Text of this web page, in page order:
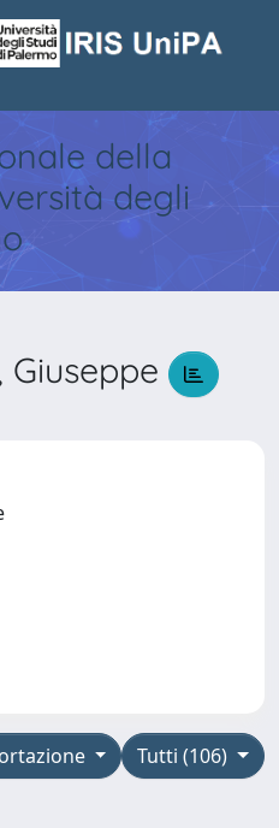
della
degli
Giuseppe
Tutti (106)